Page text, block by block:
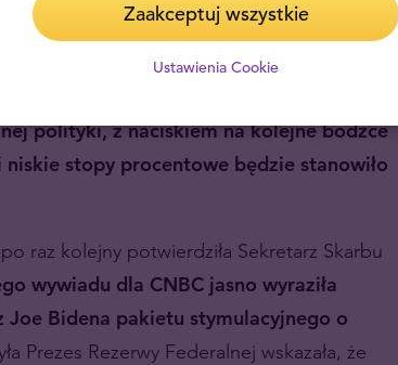
żadnych korzyści, nieciekawa sytuacja na
Rezerwę Federalną w przekonaniu, że
żeby gospodarka mogła wrócić na
polityki, z naciskiem na kolejne bodźce
stopy procentowe będzie stanowiło
raz kolejny potwierdziła Sekretarz Skarbu
wywiadu dla CNBC jasno wyraziła
Bidena pakietu stymulacyjnego o
Prezes Rezerwy Federalnej wskazała, że
Zaakceptuj wszystkie
Ustawienia Cookie